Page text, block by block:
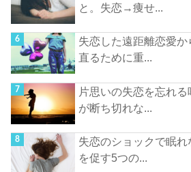
と。失恋→痩せ...
失恋した遠距離恋愛
直るために重...
片思いの失恋を忘れ
が断ち切れな...
失恋のショックで眠
を促す5つの...